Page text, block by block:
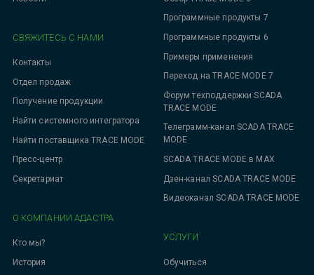
Программные продукты 7
Программные продукты 6
Примеры применения
Переход на TRACE MODE 7
Форум техподдержки SCADA
TRACE MODE
Телеграмм-канал SCADA TRACE
MODE
SCADA TRACE MODE в MAX
Дзен-канал SCADA TRACE MODE
Видеоканал SCADA TRACE MODE
УСЛУГИ
Обучиться
СВЯЖИТЕСЬ С НАМИ
Контакты
Отдел продаж
Получение продукции
Найти системного интегратора
Найти поставщика TRACE MODE
Пресс-центр
Секретариат
О КОМПАНИИ АДАСТРА
Кто мы?
История